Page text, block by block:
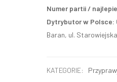
Numer partii /
Dytrybutor w Polsce:
Baran, ul.
KATEGORIE: